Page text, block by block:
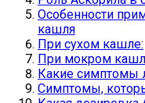
Особенности
кашля
При сухом кашле:
При мокром
Какие симптомы
Симптомы,